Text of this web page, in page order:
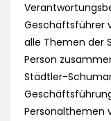
Geschäftsführer
alle Themen der
Person
Städtler-
Personalthemen